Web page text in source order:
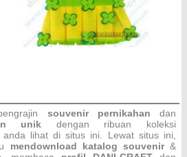
souvenir pernikahandan
unik dengan ribuan koleksi
lihat di situs ini. Lewat situs ini,
mendownload katalog souvenir&